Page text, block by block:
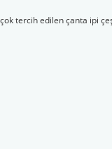
tercih edilen çanta ipi